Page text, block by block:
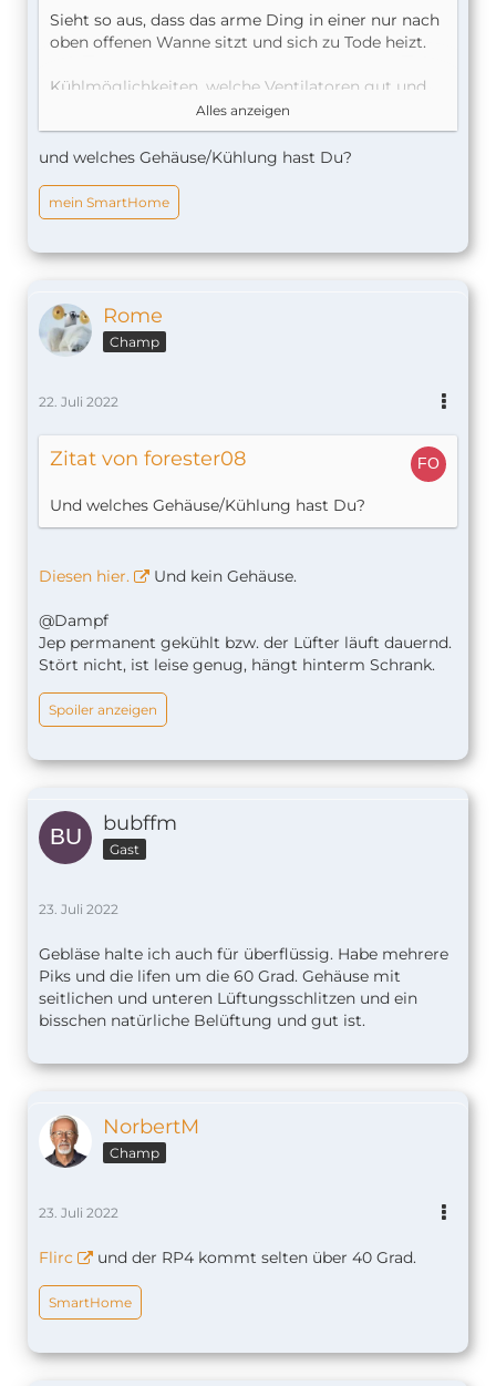
Sieht so aus, dass das arme Ding in einer nur nach
oben offenen Wanne sitzt und sich zu Tode heizt.
Kühlmöglichkeiten, welche Ventilatoren gut und
leise sind wurde hier im Forum mMn an vielen
Stellen schon öfters diskutiert.
Temperaturen draußen auf max. 34 °C.
Alles anzeigen
und welches Gehäuse/Kühlung hast Du?
mein SmartHome
Rome
Champ
22. Juli 2022
Zitat von forester08
Und welches Gehäuse/Kühlung hast Du?
Diesen hier. Und kein Gehäuse.
@Dampf
Jep permanent gekühlt bzw. der Lüfter läuft dauernd.
Stört nicht, ist leise genug, hängt hinterm Schrank.
Spoiler anzeigen
bubffm
Gast
23. Juli 2022
Gebläse halte ich auch für überflüssig. Habe mehrere
Piks und die lifen um die 60 Grad. Gehäuse mit
seitlichen und unteren Lüftungsschlitzen und ein
bisschen natürliche Belüftung und gut ist.
NorbertM
Champ
23. Juli 2022
Flirc und der RP4 kommt selten über 40 Grad.
SmartHome